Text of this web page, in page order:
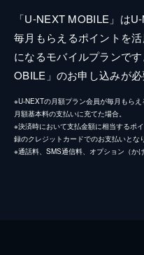
「U-NEXT MOBILE」は
毎月もらえるポイントを
になるモバイルプランで
OBILE」のお申し込みが必
※U-NEXTの月額プラン会員が毎月もら
月額基本料の支払いに充てた場合。
※決済時において支払金額に相当するポ
録のクレジットカードでのお支払いとな
※通話料、SMS通信料、オプション（か